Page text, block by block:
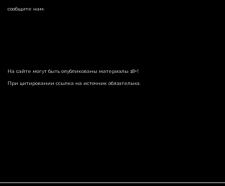
сообщите нам.
На сайте могут быть опубликованы материалы 18+!
При цитировании ссылка на источник обязательна.